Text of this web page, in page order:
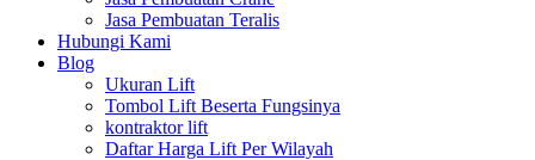
Jasa Pembuatan Teralis
Hubungi Kami
Blog
Ukuran Lift
Tombol Lift Beserta Fungsinya
kontraktor lift
Daftar Harga Lift Per Wilayah